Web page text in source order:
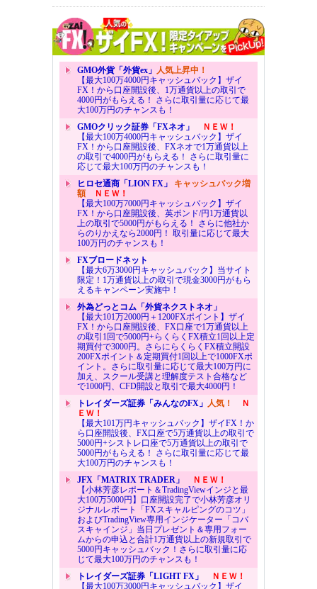
GMO外貨「外貨ex」 人気上昇中！
【最大100万4000円キャッシュバック】ザイ
FX！から口座開設後、1万通貨以上の取引で
4000円がもらえる！ さらに取引量に応じて最
大100万円のチャンスも！
GMOクリック証券「FXネオ」
ＮＥＷ！
【最大100万4000円キャッシュバック】ザイ
FX！から口座開設後、FXネオで1万通貨以上
の取引で4000円がもらえる！ さらに取引量に
応じて最大100万円のチャンスも！
ヒロセ通商「LION FX」 キャッシュバック増
額ＮＥＷ！
【最大100万7000円キャッシュバック】ザイ
FX！から口座開設後、英ポンド/円1万通貨以
上の取引で5000円がもらえる！ さらに他社か
らのりかえなら2000円！ 取引量に応じて最大
100万円のチャンスも！
FXブロードネット
【最大6万3000円キャッシュバック】当サイト
限定！1万通貨以上の取引で現金3000円がもら
えるキャンペーン実施中！
外為どっとコム「外貨ネクストネオ」
【最大101万2000円＋1200FXポイント】ザイ
FX！から口座開設後、FX口座で1万通貨以上
の取引1回で5000円+らくらくFX積立1回以上定
期買付で3000円。さらにらくらくFX積立開設
200FXポイント＆定期買付1回以上で1000FXポ
イント。さらに取引量に応じて最大100万円に
加え、スクール受講と理解度テスト合格など
で1000円、CFD開設と取引で最大4000円！
トレイダーズ証券「みんなのFX」 人気！
Ｎ
ＥＷ！
【最大101万円キャッシュバック】ザイFX！か
ら口座開設後、FX口座で5万通貨以上の取引で
5000円+シストレ口座で5万通貨以上の取引で
5000円がもらえる！ さらに取引量に応じて最
大100万円のチャンスも！
JFX「MATRIX TRADER」
ＮＥＷ！
【小林芳彦レポート＆TradingViewインジと最
大100万5000円】口座開設完了で小林芳彦オリ
ジナルレポート「FXスキャルピングのコツ」
およびTradingView専用インジケーター「コバ
スキャインジ」当日プレゼント＆専用フォー
ムからの申込と合計1万通貨以上の新規取引で
5000円キャッシュバック！さらに取引量に応
じて最大100万円のチャンスも！
トレイダーズ証券「LIGHT FX」
ＮＥＷ！
【最大100万3000円キャッシュバック】ザイ